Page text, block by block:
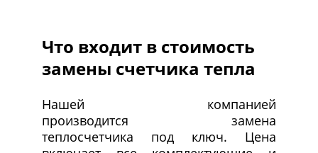
Что входит в стоимость
замены счетчика тепла
Нашей компанией
производится замена
теплосчетчика под ключ. Цена